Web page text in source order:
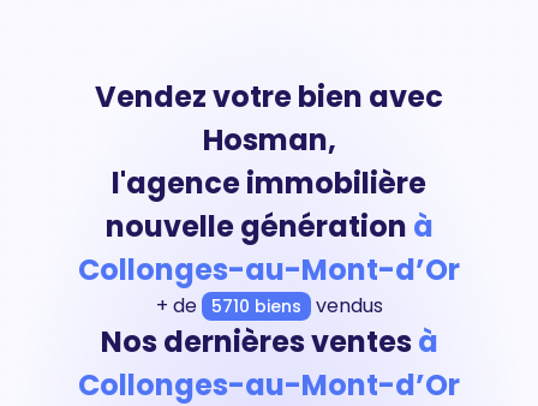
Vendez votre bien avec
Hosman,
l'agence immobilière
nouvelle génération à
Collonges-au-Mont-d’Or
+ de 5710 biens vendus
Nos dernières ventes à
Collonges-au-Mont-d’Or